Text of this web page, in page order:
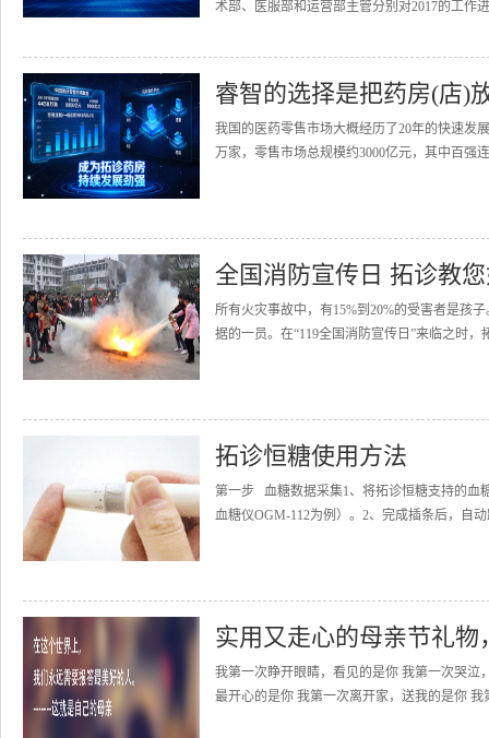
术部、医服部和运营部主管分别对2017的工作
睿智的选择是把药房(店)
我国的医药零售市场大概经历了20年的快速发
万家，零售市场总规模约3000亿元，其中百强
全国消防宣传日 拓诊教
所有火灾事故中，有15%到20%的受害者是孩
据的一员。在“119全国消防宣传日”来临之时
拓诊恒糖使用方法
第一步 血糖数据采集1、将拓诊恒糖支持的血
血糖仪OGM-112为例）。2、完成插条后，自
实用又走心的母亲节礼
我第一次睁开眼睛，看见的是你 我第一次哭泣
最开心的是你 我第一次离开家，送我的是你